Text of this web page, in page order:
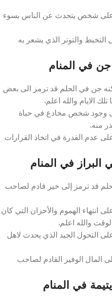
على شخص يتحدث عن الناس بسوء
التخبط والتوتر الذي يشعر به
في المنام
جن في الحلم قد ترمز الى بعض
الايام والله اعلم.
وجود شخص مخادع في حياة
منه.
عدم القدرة في اتخاذ القرارات
في المنام
قد ترمز إلى خير قادم لصاحب
انتهاء الهموم والأحزان التي كان
والله اعلم.
التحول الجيد الذي يحدث لاهل
المال الوفير القادم لصاحب
في المنام